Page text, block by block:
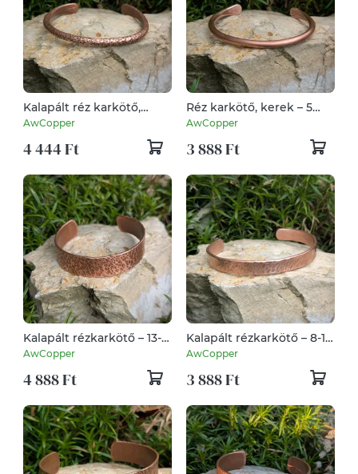
Kalapált réz karkötő,
kerek – 5 mm – kézzel
készített - vörösréz
AwCopper
4 444 Ft
Réz karkötő, kerek – 5
mm – kézzel készített -
vörösréz
AwCopper
3 888 Ft
Kalapált rézkarkötő – 13-15
mm – kézzel készített -
vörösréz
AwCopper
4 888 Ft
Kalapált rézkarkötő – 8-10
mm – kézzel készített -
vörösréz
AwCopper
3 888 Ft